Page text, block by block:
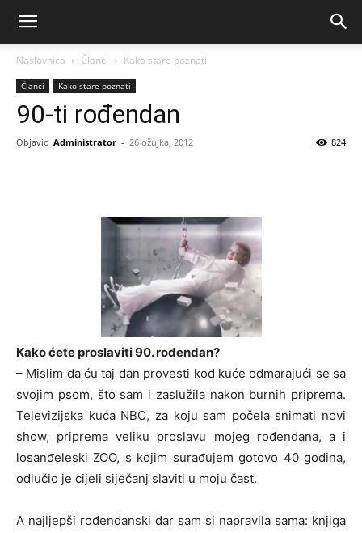
Naslovnica Članci Kako stare poznati
Članci Kako stare poznati
90-ti rođendan
Objavio Administrator - 26 ožujka, 2012 824
Kako ćete proslaviti 90. rođendan?
– Mislim da ću taj dan provesti kod kuće odmarajući se sa
svojim psom, što sam i zaslužila nakon burnih priprema.
Televizijska kuća NBC, za koju sam počela snimati novi
show, priprema veliku proslavu mojeg rođendana, a i
losanđeleski ZOO, s kojim surađujem gotovo 40 godina,
odlučio je cijeli siječanj slaviti u moju čast.
A najljepši rođendanski dar sam si napravila sama: knjiga